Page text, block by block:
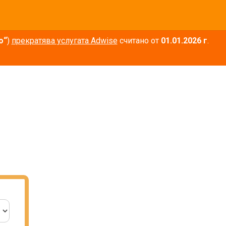
) прекратява услугата Adwiseсчитано от 01.01.2026 г.